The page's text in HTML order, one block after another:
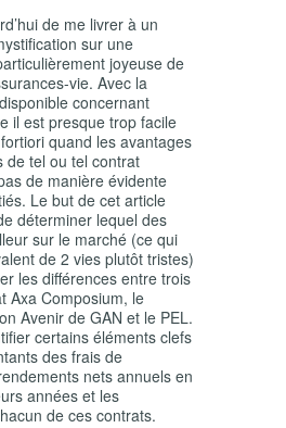
de me livrer à un
sur une
joyeuse de
vie. Avec la
concernant
il est presque trop facile
quand les avantages
de tel ou tel contrat
de manière évidente
Le but de cet article
déterminer lequel des
sur le marché (ce qui
de 2 vies plutôt tristes)
les différences entre trois
Axa Composium, le
Avenir de GAN et le PEL.
certains éléments clefs
des frais de
nets annuels en
années et les
de ces contrats.